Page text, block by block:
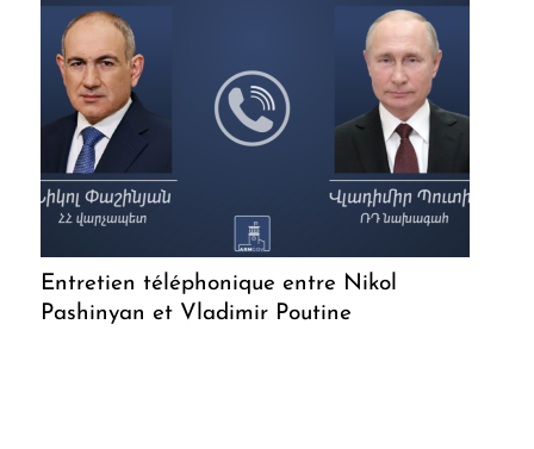
Entretien téléphonique entre Nikol
Pashinyan et Vladimir Poutine